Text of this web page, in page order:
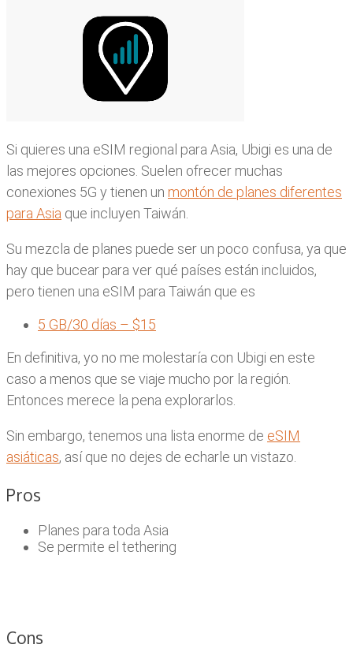
Si quieres una eSIM regional para Asia, Ubigi es una de
las mejores opciones. Suelen ofrecer muchas
conexiones 5G y tienen un montón de planes diferentes
para Asia que incluyen Taiwán.
Su mezcla de planes puede ser un poco confusa, ya que
hay que bucear para ver qué países están incluidos,
pero tienen una eSIM para Taiwán que es
5 GB/30 días – $15
En definitiva, yo no me molestaría con Ubigi en este
caso a menos que se viaje mucho por la región.
Entonces merece la pena explorarlos.
Sin embargo, tenemos una lista enorme de eSIM
asiáticas, así que no dejes de echarle un vistazo.
Pros
Planes para toda Asia
Se permite el tethering
Cons